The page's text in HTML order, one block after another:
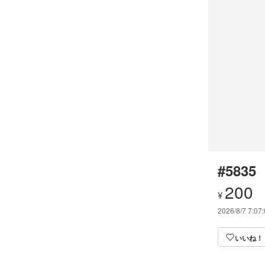
#5835
¥ 200
2026/8/7
いいね！